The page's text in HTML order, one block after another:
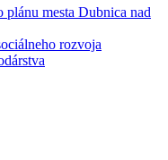
plánu mesta Dubnica nad
rozvoja